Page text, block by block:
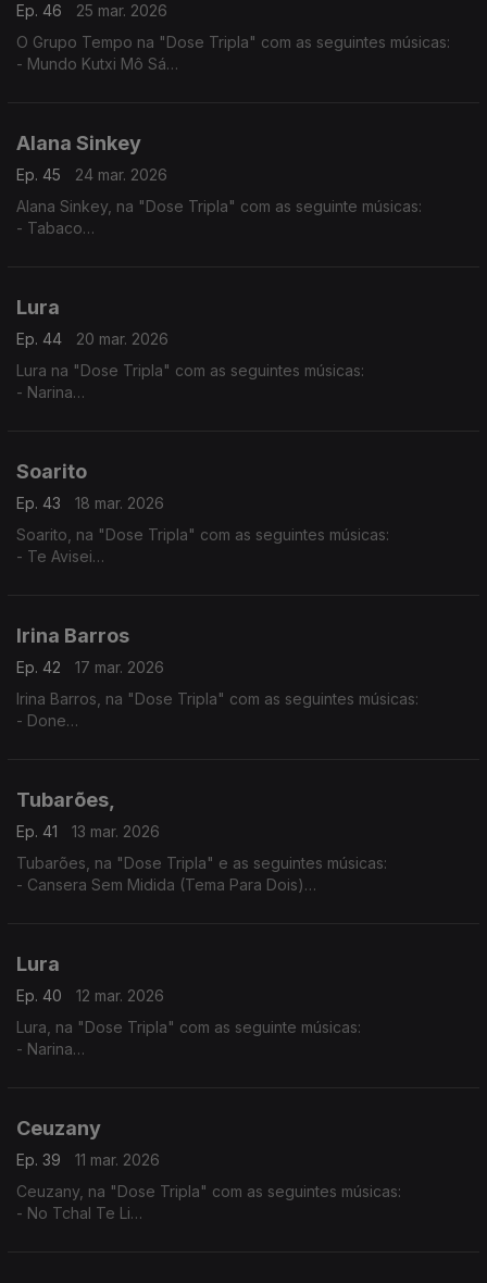
Ep. 46
25 mar. 2026
O Grupo Tempo na "Dose Tripla" com as seguintes músicas:
- Mundo Kutxi Mô Sá
Alana Sinkey
Ep. 45
24 mar. 2026
Alana Sinkey, na "Dose Tripla" com as seguinte músicas:
- Tabaco
Lura
Ep. 44
20 mar. 2026
Lura na "Dose Tripla" com as seguintes músicas:
- Narina
Soarito
Ep. 43
18 mar. 2026
Soarito, na "Dose Tripla" com as seguintes músicas:
- Te Avisei
Irina Barros
Ep. 42
17 mar. 2026
Irina Barros, na "Dose Tripla" com as seguintes músicas:
- Done
Tubarões,
Ep. 41
13 mar. 2026
Tubarões, na "Dose Tripla" e as seguintes músicas:
- Cansera Sem Midida (Tema Para Dois)
Lura
Ep. 40
12 mar. 2026
Lura, na "Dose Tripla" com as seguinte músicas:
- Narina
Ceuzany
Ep. 39
11 mar. 2026
Ceuzany, na "Dose Tripla" com as seguintes músicas:
- No Tchal Te Li